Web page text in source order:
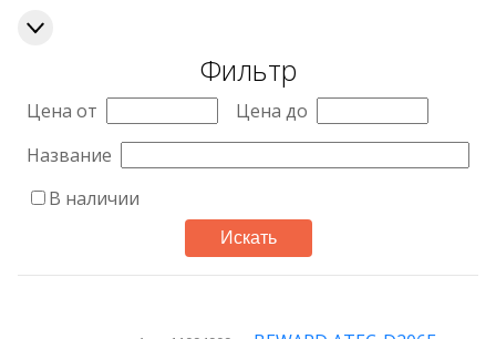
Фильтр
Цена от
Цена до
Название
В наличии
Искать